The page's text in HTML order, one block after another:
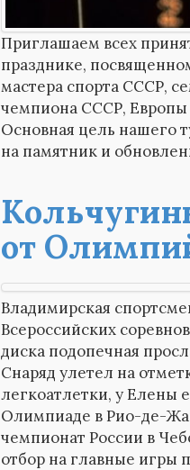
Приглашаем всех
празднике,
мастера спорта СССР,
чемпиона СССР, Европы
Основная цель нашего
на памятник и
от
Владимирская
Всероссийских
диска подопечная
Снаряд улетел на
легкоатлетки, у Елены
Олимпиаде в Рио-де-
чемпионат России в
отбор на главные игры